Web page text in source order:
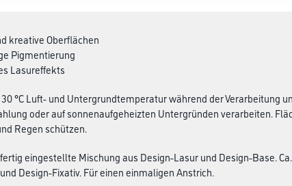
kreative Oberflächen
Pigmentierung
Lasureffekts
30 °C Luft- und Untergrundtemperatur während der Verarbeitung
oder auf sonnenaufgeheizten Untergründen verarbeiten.
Regen schützen.
fertig eingestellte Mischung aus Design-Lasur und Design-Base.
Design-Fixativ. Für einen einmaligen Anstrich.